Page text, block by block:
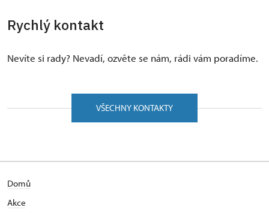
Rychlý kontakt
Nevíte si rady? Nevadí, ozvěte se nám, rádi vám poradíme.
VŠECHNY KONTAKTY
Domů
Akce